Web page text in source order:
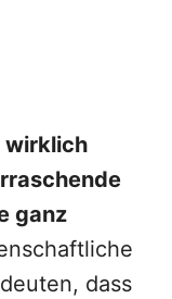
wirklich
ganz
dass